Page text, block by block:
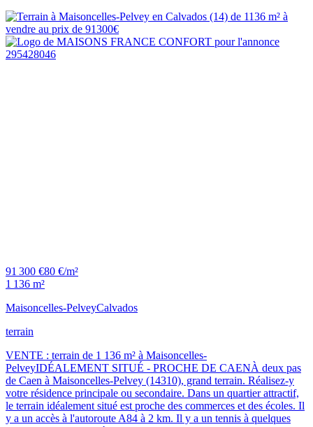
91 300 €80 €/m²
1 136 m²
Maisoncelles-PelveyCalvados
terrain
VENTE : terrain de 1 136 m² à Maisoncelles-
PelveyIDÉALEMENT SITUÉ - PROCHE DE CAENÀ deux pas
de Caen à Maisoncelles-Pelvey (14310), grand terrain. Réalisez-y
votre résidence principale ou secondaire. Dans un quartier attractif,
le terrain idéalement situé est proche des commerces et des écoles. Il
y a un accès à l'autoroute A84 à 2 km. Il y a un tennis à quelques